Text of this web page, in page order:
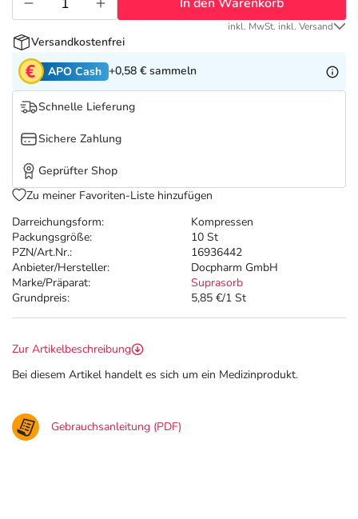
Tierapotheke
Vitamine & Mineralstoffe
Marken
Salus Deals
Darreichungsform:
Kompressen
Packungsgröße:
10 St
PZN/Art.Nr.:
16936442
Anbieter/Hersteller:
Docpharm GmbH
Marke/Präparat:
Suprasorb
Grundpreis:
5,85 €/1 St
inkl. MwSt. inkl. Versand
Versandkostenfrei
APO Cash +0,58 € sammeln
Schnelle Lieferung
Sichere Zahlung
Geprüfter Shop
Zu meiner Favoriten-Liste hinzufügen
Zur Artikelbeschreibung
Bei diesem Artikel handelt es sich um ein Medizinprodukt.
Gebrauchsanleitung (PDF)